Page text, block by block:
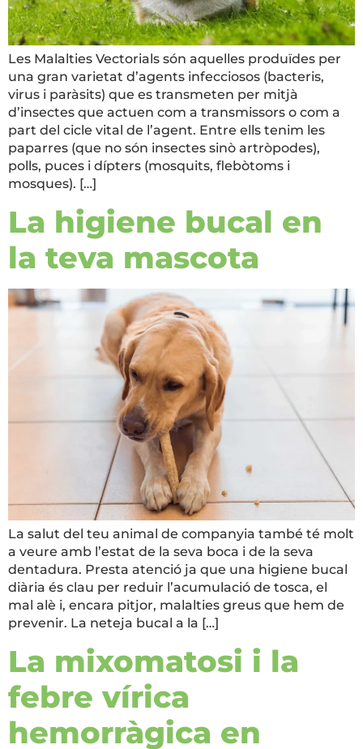
Les Malalties Vectorials són aquelles produïdes per
una gran varietat d’agents infecciosos (bacteris,
virus i paràsits) que es transmeten per mitjà
d’insectes que actuen com a transmissors o com a
part del cicle vital de l’agent. Entre ells tenim les
paparres (que no són insectes sinò artròpodes),
polls, puces i dípters (mosquits, flebòtoms i
mosques). […]
La higiene bucal en
la teva mascota
La salut del teu animal de companyia també té molt
a veure amb l’estat de la seva boca i de la seva
dentadura. Presta atenció ja que una higiene bucal
diària és clau per reduir l’acumulació de tosca, el
mal alè i, encara pitjor, malalties greus que hem de
prevenir. La neteja bucal a la […]
La mixomatosi i la
febre vírica
hemorràgica en